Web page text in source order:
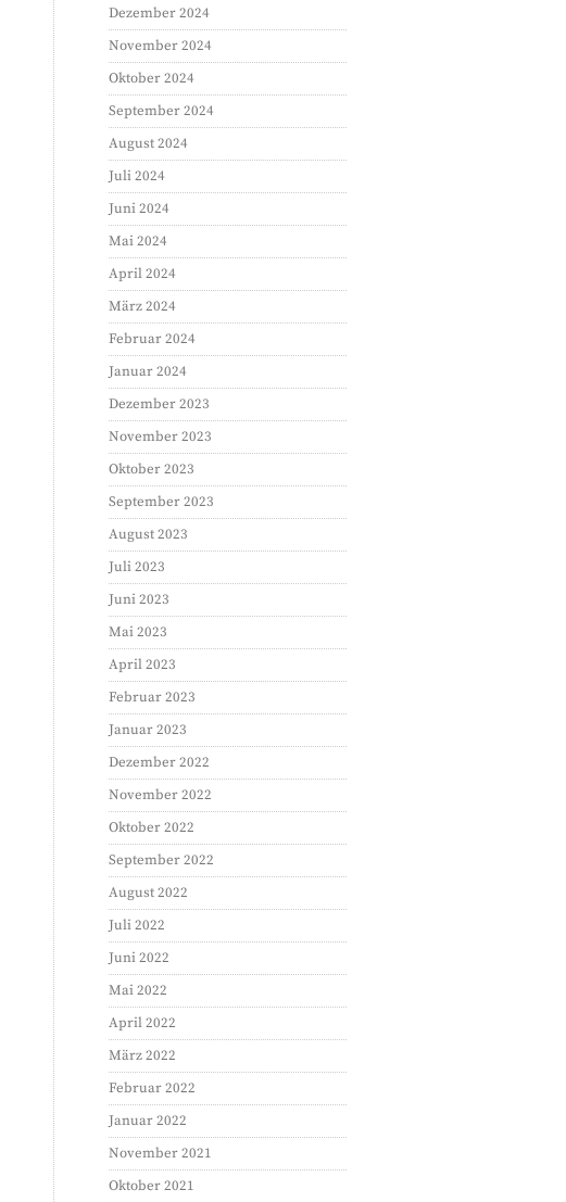
Dezember 2024
November 2024
Oktober 2024
September 2024
August 2024
Juli 2024
Juni 2024
Mai 2024
April 2024
März 2024
Februar 2024
Januar 2024
Dezember 2023
November 2023
Oktober 2023
September 2023
August 2023
Juli 2023
Juni 2023
Mai 2023
April 2023
Februar 2023
Januar 2023
Dezember 2022
November 2022
Oktober 2022
September 2022
August 2022
Juli 2022
Juni 2022
Mai 2022
April 2022
März 2022
Februar 2022
Januar 2022
November 2021
Oktober 2021